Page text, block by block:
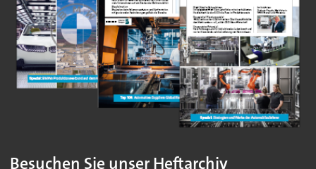
Besuchen Sie unser Heftarchiv